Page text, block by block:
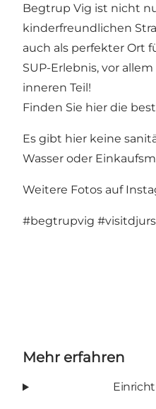
Begtrup Vig ist nicht
kinderfreundlichen
auch als perfekter Ort
SUP-Erlebnis, vor
inneren Teil!
Finden Sie hier die
Es gibt hier keine
Wasser oder
Weitere Fotos auf
#begtrupvig
Mehr erfahren